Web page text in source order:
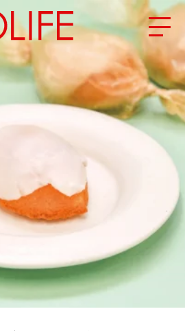
探す